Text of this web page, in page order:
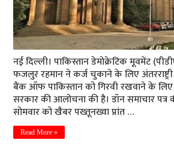
नई दिल्ली। पाकिस्तान डेमोक्रेटिक मूवमेंट
फजलुर रहमान ने कर्ज चुकाने के लिए
बैंक ऑफ पाकिस्तान को गिरवी रखवाने के लिए
सरकार की आलोचना की है। डॉन समाचार पत्र
सोमवार को खैबर पख्तूनख्वा प्रांत …
Read More »